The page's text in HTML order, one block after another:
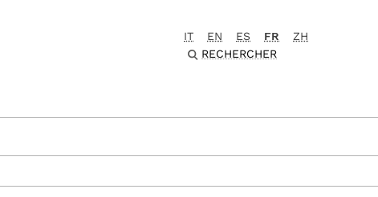
IT EN ES FR
ZH
RECHERCHER